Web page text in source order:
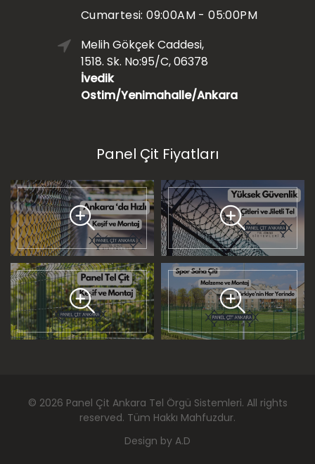
Cumartesi: 09:00AM - 05:00PM
Melih Gökçek Caddesi,
1518. Sk. No:95/C, 06378
İvedik
Ostim/Yenimahalle/Ankara
Panel Çit Fiyatları
© 2026 Panel Çit Ankara Tel Örgü Sistemleri. All rights
reserved. Tüm Hakkı Mahfuzdur.
Design by A.D